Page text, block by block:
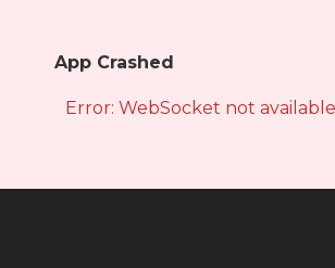
App Crashed
Error: WebSocket not